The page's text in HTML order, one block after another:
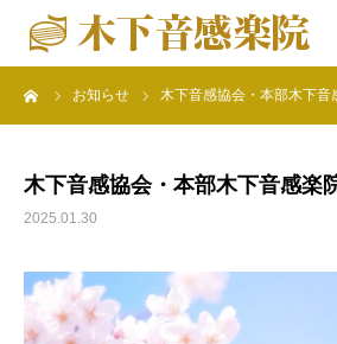
お知らせ 木下音感協会・本部木下
木下音感協会・本部木下音感楽
2025.01.30
ホーム
特別コース